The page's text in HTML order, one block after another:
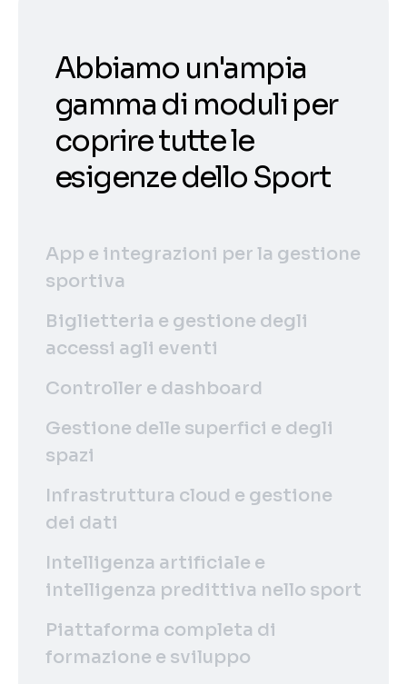
Abbiamo un'ampia
gamma di moduli per
coprire tutte le
esigenze dello Sport
App e integrazioni per la gestione
sportiva
Biglietteria e gestione degli
accessi agli eventi
Controller e dashboard
Gestione delle superfici e degli
spazi
Infrastruttura cloud e gestione
dei dati
Intelligenza artificiale e
intelligenza predittiva nello sport
Piattaforma completa di
formazione e sviluppo